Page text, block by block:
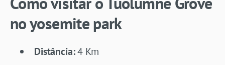
no yosemite park
Distância:4 Km